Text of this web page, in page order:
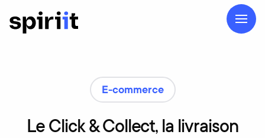
E-commerce
Le Click & Collect, la livraison